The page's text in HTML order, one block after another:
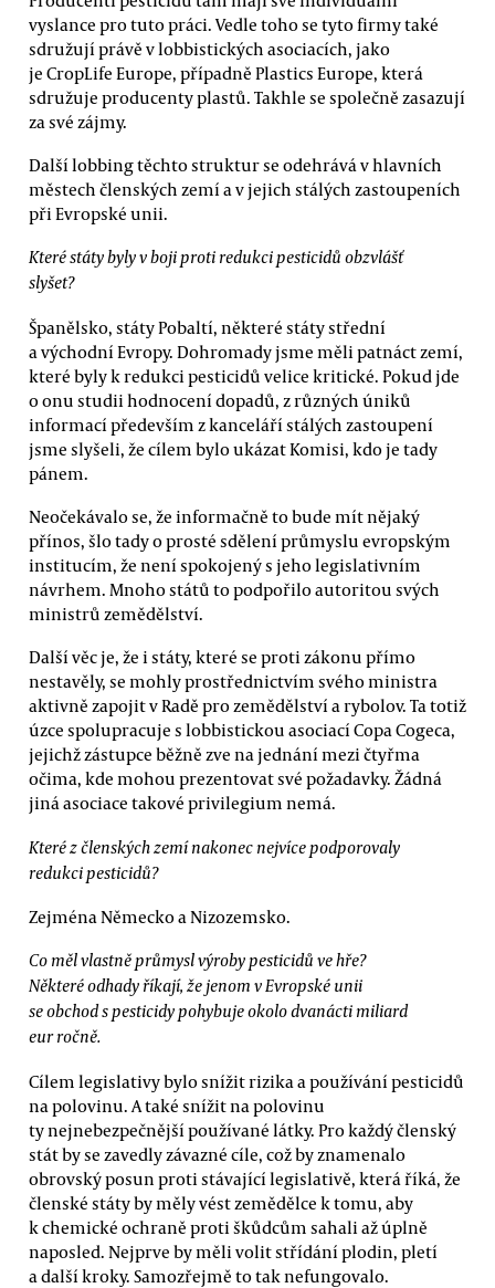
vyslance pro tuto práci. Vedle toho se tyto firmy také
sdružují právě v lobbistických asociacích, jako
je CropLife Europe, případně Plastics Europe, která
sdružuje producenty plastů. Takhle se společně zasazují
za své zájmy.
Další lobbing těchto struktur se odehrává v hlavních
městech členských zemí a v jejich stálých zastoupeních
při Evropské unii.
Které státy byly v boji proti redukci pesticidů obzvlášť
slyšet?
Španělsko, státy Pobaltí, některé státy střední
a východní Evropy. Dohromady jsme měli patnáct zemí,
které byly k redukci pesticidů velice kritické. Pokud jde
o onu studii hodnocení dopadů, z různých úniků
informací především z kanceláří stálých zastoupení
jsme slyšeli, že cílem bylo ukázat Komisi, kdo je tady
pánem.
Neočekávalo se, že informačně to bude mít nějaký
přínos, šlo tady o prosté sdělení průmyslu evropským
institucím, že není spokojený s jeho legislativním
návrhem. Mnoho států to podpořilo autoritou svých
ministrů zemědělství.
Další věc je, že i státy, které se proti zákonu přímo
nestavěly, se mohly prostřednictvím svého ministra
aktivně zapojit v Radě pro zemědělství a rybolov. Ta totiž
úzce spolupracuje s lobbistickou asociací Copa Cogeca,
jejichž zástupce běžně zve na jednání mezi čtyřma
očima, kde mohou prezentovat své požadavky. Žádná
jiná asociace takové privilegium nemá.
Které z členských zemí nakonec nejvíce podporovaly
redukci pesticidů?
Zejména Německo a Nizozemsko.
Co měl vlastně průmysl výroby pesticidů ve hře?
Některé odhady říkají, že jenom v Evropské unii
se obchod s pesticidy pohybuje okolo dvanácti miliard
eur ročně.
Cílem legislativy bylo snížit rizika a používání pesticidů
na polovinu. A také snížit na polovinu
ty nejnebezpečnější používané látky. Pro každý členský
stát by se zavedly závazné cíle, což by znamenalo
obrovský posun proti stávající legislativě, která říká, že
členské státy by měly vést zemědělce k tomu, aby
k chemické ochraně proti škůdcům sahali až úplně
naposled. Nejprve by měli volit střídání plodin, pletí
a další kroky. Samozřejmě to tak nefungovalo.